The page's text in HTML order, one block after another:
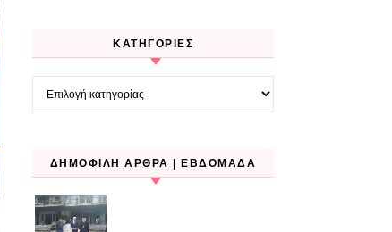
KΑΤΗΓΟΡΊΕΣ
Kατηγορίες
ΔΗΜΟΦΙΛΉ ΆΡΘΡΑ | ΕΒΔΟΜΆΔΑ